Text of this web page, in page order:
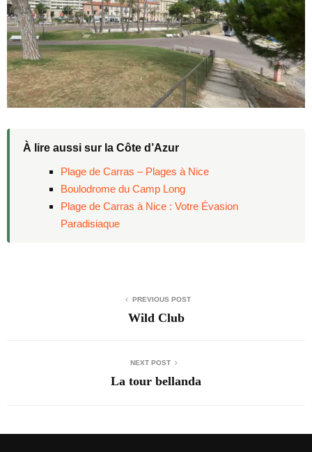
À lire aussi sur la Côte d’Azur
Plage de Carras – Plages à Nice
Boulodrome du Camp Long
Plage de Carras à Nice : Votre Évasion
Paradisiaque
PREVIOUS POST
Wild Club
NEXT POST
La tour bellanda